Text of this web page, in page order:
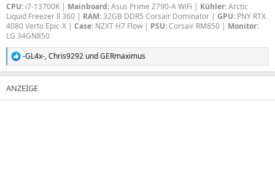
CPU: i7-13700K | Mainboard:Asus Prime Z790-A WiFi | Kühler:Arctic
Liquid Freezer ll 360 | RAM:32GB DDR5 Corsair Dominator | GPU: PNY RTX
4080 Verto Epic-X | Case: NZXT H7 Flow | PSU:Corsair RM850 | Monitor:
LG 34GN850
R
e
a
k
t
-GL4x-,Chris9292 undGERmaximus